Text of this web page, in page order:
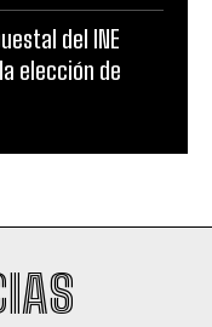
del INE
elección de